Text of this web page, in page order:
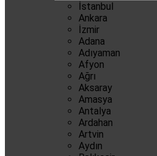
İstanbul
Ankara
İzmir
Adana
Adıyaman
Afyon
Ağrı
Aksaray
Amasya
Antalya
Ardahan
Artvin
Aydın